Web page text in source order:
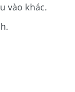
vào khác.